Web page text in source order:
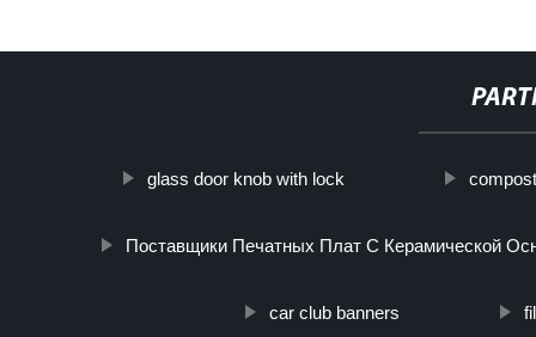
glass door knob with lock
Поставщики Печатных Плат С Керамической
car club banners